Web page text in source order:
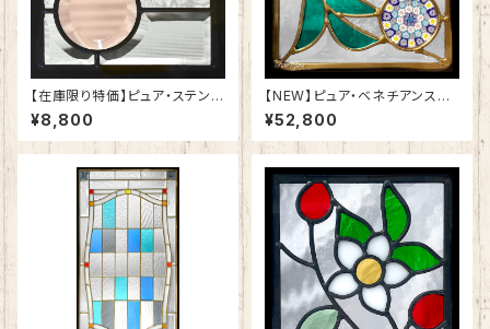
【在庫限り特価】ピュア・ステンド
グラスSH-K-W51
¥8,800
【NEW】ピュア・ベネチアンステ
ンドグラスSH-VD28
¥52,800